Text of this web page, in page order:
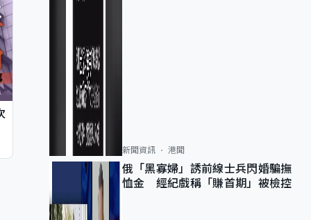
新聞資訊 港聞
俄「黑寡婦」誘前線士兵閃婚騙撫
恤金 經紀戲稱「賺首期」被檢控